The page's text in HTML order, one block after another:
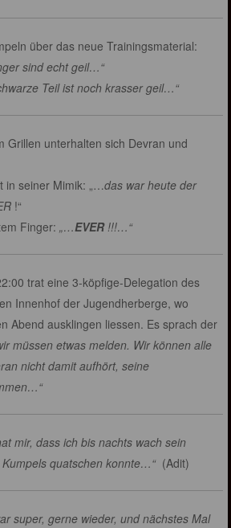
über das neue Trainingsmaterial:
sind echt geil…“
Teil ist noch krasser geil…“
Grillen unterhalten sich Devran und
in seiner Mimik: „…das war heute der
!“
Finger:„…EVER!!!…“
trat eine 3-köpfige-Delegation des
Innenhof der Jugendherberge, wo
Abend ausklingen liessen. Es sprach der
müssen etwas melden. Wir können alle
nicht damit aufhört, seine
mir, dass ich bis nachts wach sein
quatschen konnte…“(Adit)
super, gerne wieder, und nächstes Mal